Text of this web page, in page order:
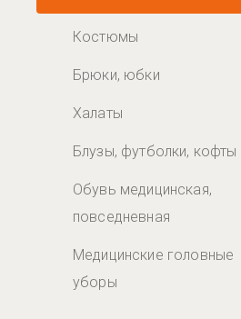
Костюмы
Брюки, юбки
Халаты
Блузы, футболки, кофты
Обувь медицинская,
повседневная
Медицинские головные
уборы